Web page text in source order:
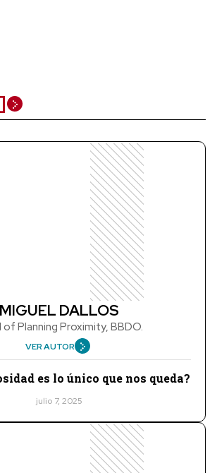
MIGUEL DALLOS
of Planning Proximity, BBDO.
VER AUTOR
es lo único que nos queda?
julio 7, 2025